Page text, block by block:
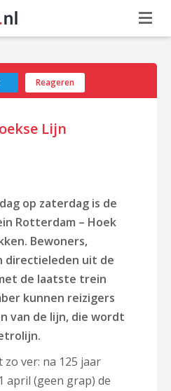
Reageren
Lijn
op zaterdag is de
Rotterdam – Hoek
Bewoners,
directieleden uit de
de laatste trein
kunnen reizigers
van de lijn, die wordt
zo ver: na 125 jaar
april (geen grap) de